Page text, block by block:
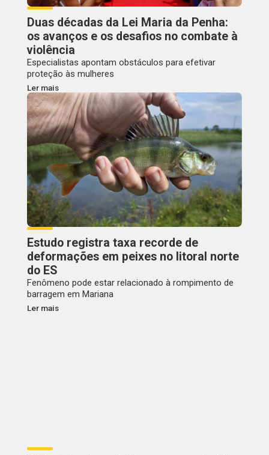
Duas décadas da Lei Maria da Penha:
os avanços e os desafios no combate à
violência
Especialistas apontam obstáculos para efetivar
proteção às mulheres
Ler mais
Estudo registra taxa recorde de
deformações em peixes no litoral norte
do ES
Fenômeno pode estar relacionado à rompimento de
barragem em Mariana
Ler mais